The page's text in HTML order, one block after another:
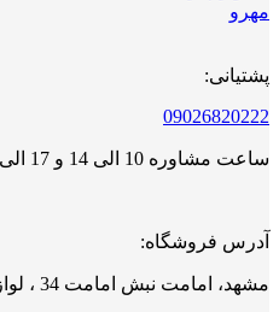
پشتیانی:
09026820222
ساعت مشاوره 10 الی 14 و 17 الی 21
آدرس فروشگاه:
مشهد، امامت نبش امامت 34 ، لوازم آرایش مهرو